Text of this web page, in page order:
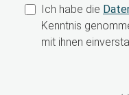
Ich habe die
Kenntnis
mit ihnen